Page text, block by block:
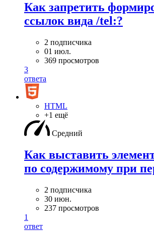
Как запретить
ссылок вида /tel:?
2 подписчика
01 июл.
369 просмотров
3
ответа
HTML
+1 ещё
Средний
Как выставить
по содержимому при
2 подписчика
30 июн.
237 просмотров
1
ответ